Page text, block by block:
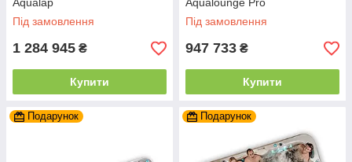
Під замовлення
1 284 945 ₴
Купити
Під замовлення
947 733 ₴
Купити
Подарунок Подарунок